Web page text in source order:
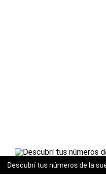
Descubrí tus números de la